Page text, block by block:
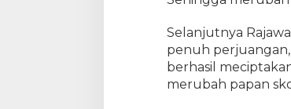
s
a
l
B
K
Selanjutnya
penuh perjuangan,
berhasil
merubah papan